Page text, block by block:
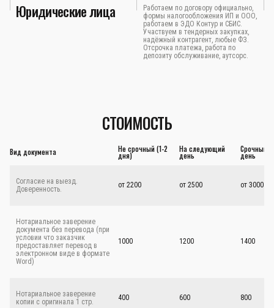
Юридические лица
Работаем по договору официально,
формы налогообложения ИП и ООО,
работаем в ЭДО Контур и СБИС.
Участвуем в тендерных закупках,
надёжный контрагент, любые ФЗ.
Отсрочка платежа, работа по
депозиту обслуживание, аутсорс.
СТОИМОСТЬ
Вид документа Не срочный (1-2
дня)
На следующий
день
Срочный -
день
Согласие на выезд.
Доверенность.
от 2200 от 2500 от 3000
Нотариальное заверение
документа без перевода (при
условии что заказчик
предоставляет перевод в
электронном виде в формате
Word)
1000 1200 1400
Нотариальное заверение
копии с оригинала 1 стр.
400 600 800